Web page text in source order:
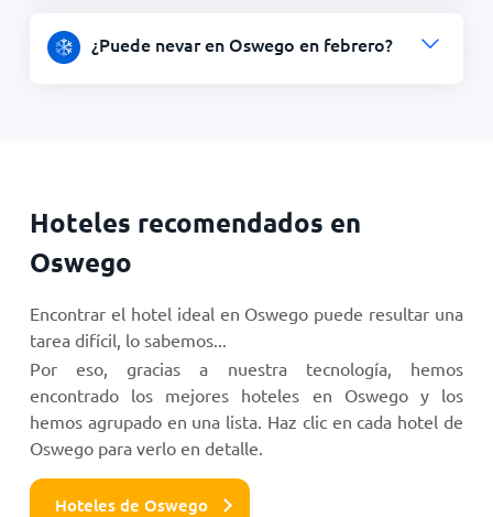
¿Puede nevar en Oswego en febrero?
Hoteles recomendados en
Oswego
Encontrar el hotel ideal en Oswego puede resultar una
tarea difícil, lo sabemos...
Por eso, gracias a nuestra tecnología, hemos
encontrado los mejores hoteles en Oswego y los
hemos agrupado en una lista. Haz clic en cada hotel de
Oswego para verlo en detalle.
Hoteles de Oswego